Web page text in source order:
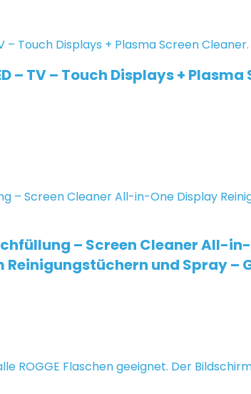
– TV – Touch Displays +
– Screen Cleaner All-
und Spray –